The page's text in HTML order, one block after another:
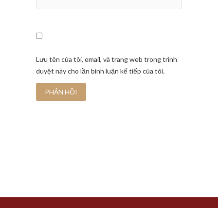
Lưu tên của tôi, email, và trang web trong trình
duyệt này cho lần bình luận kế tiếp của tôi.